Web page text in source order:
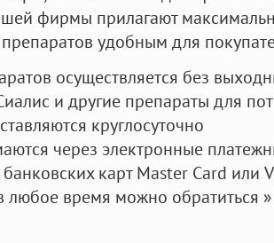
фирмы прилагают
удобным для
осуществляется без
и другие препараты для
круглосуточно
через электронные
карт Master Card или
любое время можно обратиться